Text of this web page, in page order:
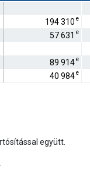
194 310 e
57 631 e
89 914e
40 984e
együtt.